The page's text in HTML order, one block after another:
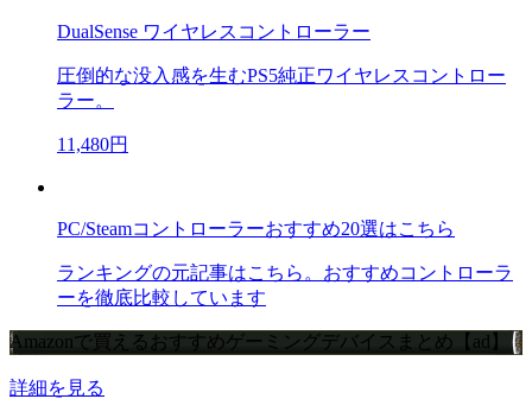
DualSense ワイヤレスコントローラー
圧倒的な没入感を生むPS5純正ワイヤレスコントロー
ラー。
11,480円
PC/Steamコントローラーおすすめ20選はこちら
ランキングの元記事はこちら。おすすめコントローラ
ーを徹底比較しています
Amazonで買えるおすすめゲーミングデバイスまとめ【ad】
詳細を見る